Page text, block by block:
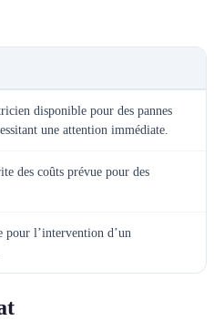
disponible pour des pannes
une attention immédiate.
des coûts prévue pour des
pour l’intervention d’un